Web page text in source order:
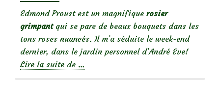
Edmond Proust est un magnifique rosier
grimpantqui se pare de beaux bouquets dans les
tons roses nuancés. Il m’a séduite le week-end
dernier, dans le jardin personnel d’André Eve!
Lire la suite de …